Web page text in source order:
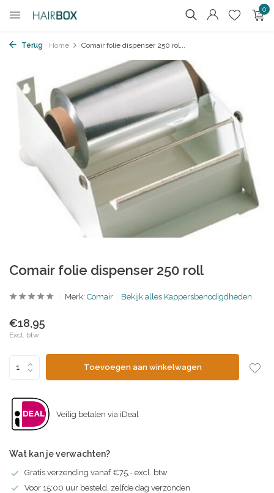
0
Terug Home Comair folie dispenser 250 rol...
Comair folie dispenser 250 roll
Merk: Comair Bekijk alles Kappersbenodigdheden
€18,95
Excl. btw
Toevoegen aan winkelwagen
Veilig betalen via iDeal
Wat kan je verwachten?
Gratis verzending vanaf €75,- excl. btw
Voor 15:00 uur besteld, zelfde dag verzonden